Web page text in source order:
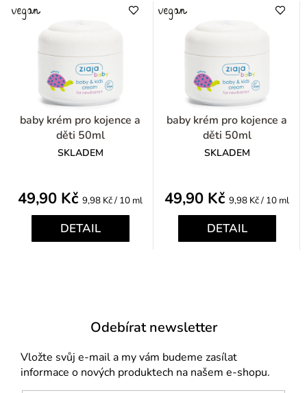
baby krém pro kojence a
děti 50ml
SKLADEM
49,90 Kč Měrná
cena:
9,98 Kč / 10 ml
DETAIL
baby krém pro kojence a
děti 50ml
SKLADEM
49,90 Kč Měrná
cena:
9,98 Kč / 10 ml
DETAIL
Odebírat newsletter
Vložte svůj e-mail a my vám budeme zasílat
informace o nových produktech na našem e-shopu.